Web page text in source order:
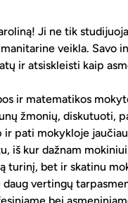
Ji ne tik
veikla. Savo
ir atsiskleisti kaip
ir matematikos
žmonių, diskutuoti,
ir pati mokykloje
iš kur dažnam
turinį, bet ir skatinu
daug vertingų